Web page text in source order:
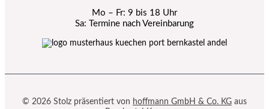
Mo – Fr: 9 bis 18 Uhr
Sa: Termine nach Vereinbarung
© 2026 Stolz präsentiert von hoffmann GmbH & Co. KG aus